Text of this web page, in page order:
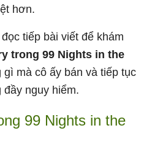
hơn.
tiếp bài viết để khám
trong 99 Nights in the
mà cô ấy bán và tiếp tục
nguy hiểm.
99 Nights in the